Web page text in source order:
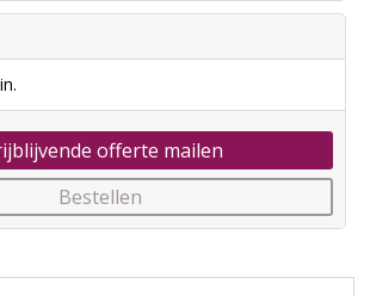
offerte mailen
Bestellen